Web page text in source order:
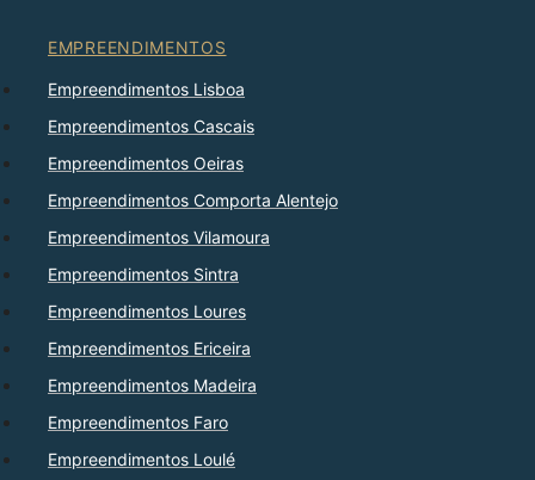
EMPREENDIMENTOS
Empreendimentos Lisboa
Empreendimentos Cascais
Empreendimentos Oeiras
Empreendimentos Comporta Alentejo
Empreendimentos Vilamoura
Empreendimentos Sintra
Empreendimentos Loures
Empreendimentos Ericeira
Empreendimentos Madeira
Empreendimentos Faro
Empreendimentos Loulé